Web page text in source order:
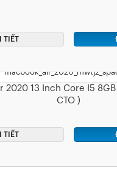
TIẾT
2020 13 Inch Core I5 8GB
CTO )
TIẾT